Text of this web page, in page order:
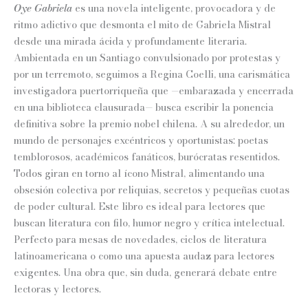
precios:
desde
$12.800
hasta
$16.000
Oye Gabriela es una novela inteligente, provocadora y de
ritmo adictivo que desmonta el mito de Gabriela Mistral
desde una mirada ácida y profundamente literaria.
Ambientada en un Santiago convulsionado por protestas y
por un terremoto, seguimos a Regina Coelli, una carismática
investigadora puertorriqueña que —embarazada y encerrada
en una biblioteca clausurada— busca escribir la ponencia
definitiva sobre la premio nobel chilena. A su alrededor, un
mundo de personajes excéntricos y oportunistas: poetas
temblorosos, académicos fanáticos, burócratas resentidos.
Todos giran en torno al ícono Mistral, alimentando una
obsesión colectiva por reliquias, secretos y pequeñas cuotas
de poder cultural. Este libro es ideal para lectores que
buscan literatura con filo, humor negro y crítica intelectual.
Perfecto para mesas de novedades, ciclos de literatura
latinoamericana o como una apuesta audaz para lectores
exigentes. Una obra que, sin duda, generará debate entre
lectoras y lectores.